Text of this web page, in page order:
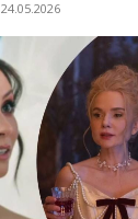
24.05.2026